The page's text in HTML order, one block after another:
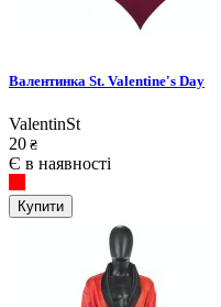
Валентинка St. Valentine's Day
ValentinSt
20 ₴
Є в наявності
Купити